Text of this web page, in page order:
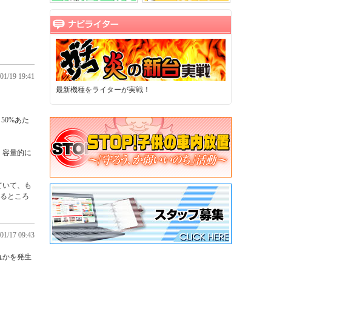
19 19:41
あた
容量的に
て、も
ところ
17 09:43
かを発生
最新機種をライターが実戦！